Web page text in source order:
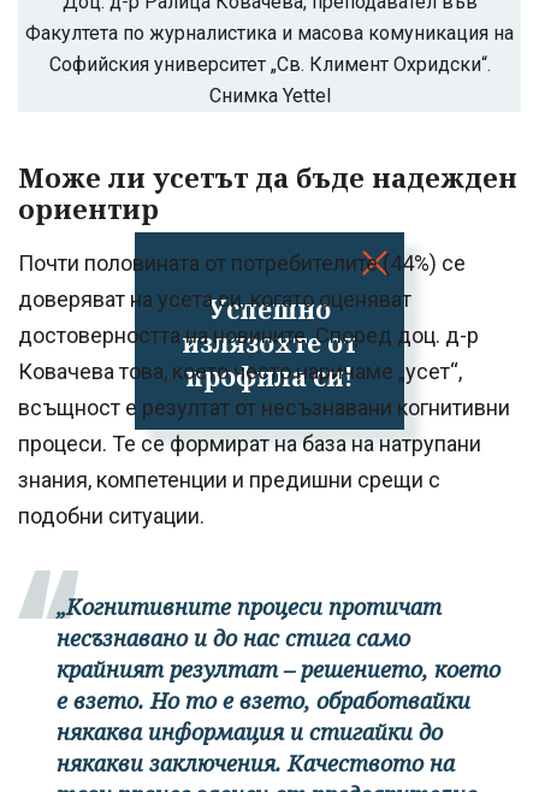
Успешно
излязохте от
профила си!
Факултета по журналистика и масова комуникация на
Софийския университет „Св. Климент Охридски“.
Снимка Yettel
Може ли усетът да бъде надежден
ориентир
Почти половината от потребителите (44%) се
доверяват на усета си, когато оценяват
достоверността на новините. Според доц. д-р
Ковачева това, което често наричаме „усет“,
всъщност е резултат от несъзнавани когнитивни
процеси. Те се формират на база на натрупани
знания, компетенции и предишни срещи с
подобни ситуации.
„Когнитивните процеси протичат
несъзнавано и до нас стига само
крайният резултат – решението, което
е взето. Но то е взето, обработвайки
някаква информация и стигайки до
някакви заключения. Качеството на